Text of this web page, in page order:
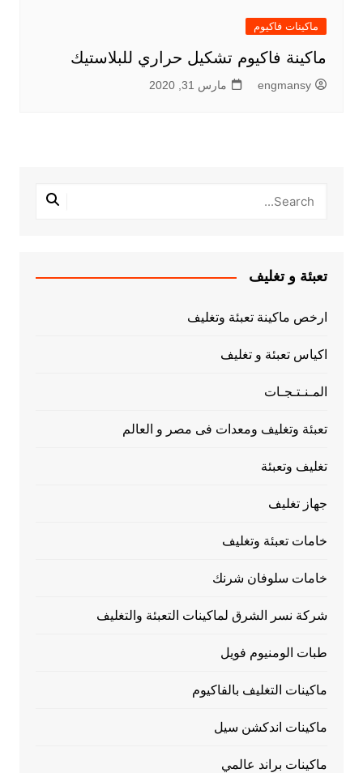
ماكينات فاكيوم
ماكينة فاكيوم تشكيل حراري للبلاستيك
engmansy مارس 31, 2020
تعبئة و تغليف
ارخص ماكينة تعبئة وتغليف
اكياس تعبئة و تغليف
المـنـتـجـات
تعبئة وتغليف ومعدات فى مصر و العالم
تغليف وتعبئة
جهاز تغليف
خامات تعبئة وتغليف
خامات سلوفان شرنك
شركة نسر الشرق لماكينات التعبئة والتغليف
طبات الومنيوم فويل
ماكينات التغليف بالفاكيوم
ماكينات اندكشن سيل
ماكينات براند عالمي